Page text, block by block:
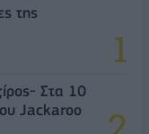
της
Στα 10
Jackaroo